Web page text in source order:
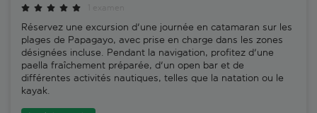
Réservez une excursion d'une journée en catamaran sur les
plages de Papagayo, avec prise en charge dans les zones
désignées incluse. Pendant la navigation, profitez d'une
paella fraîchement préparée, d'un open bar et de
différentes activités nautiques, telles que la natation ou le
kayak.